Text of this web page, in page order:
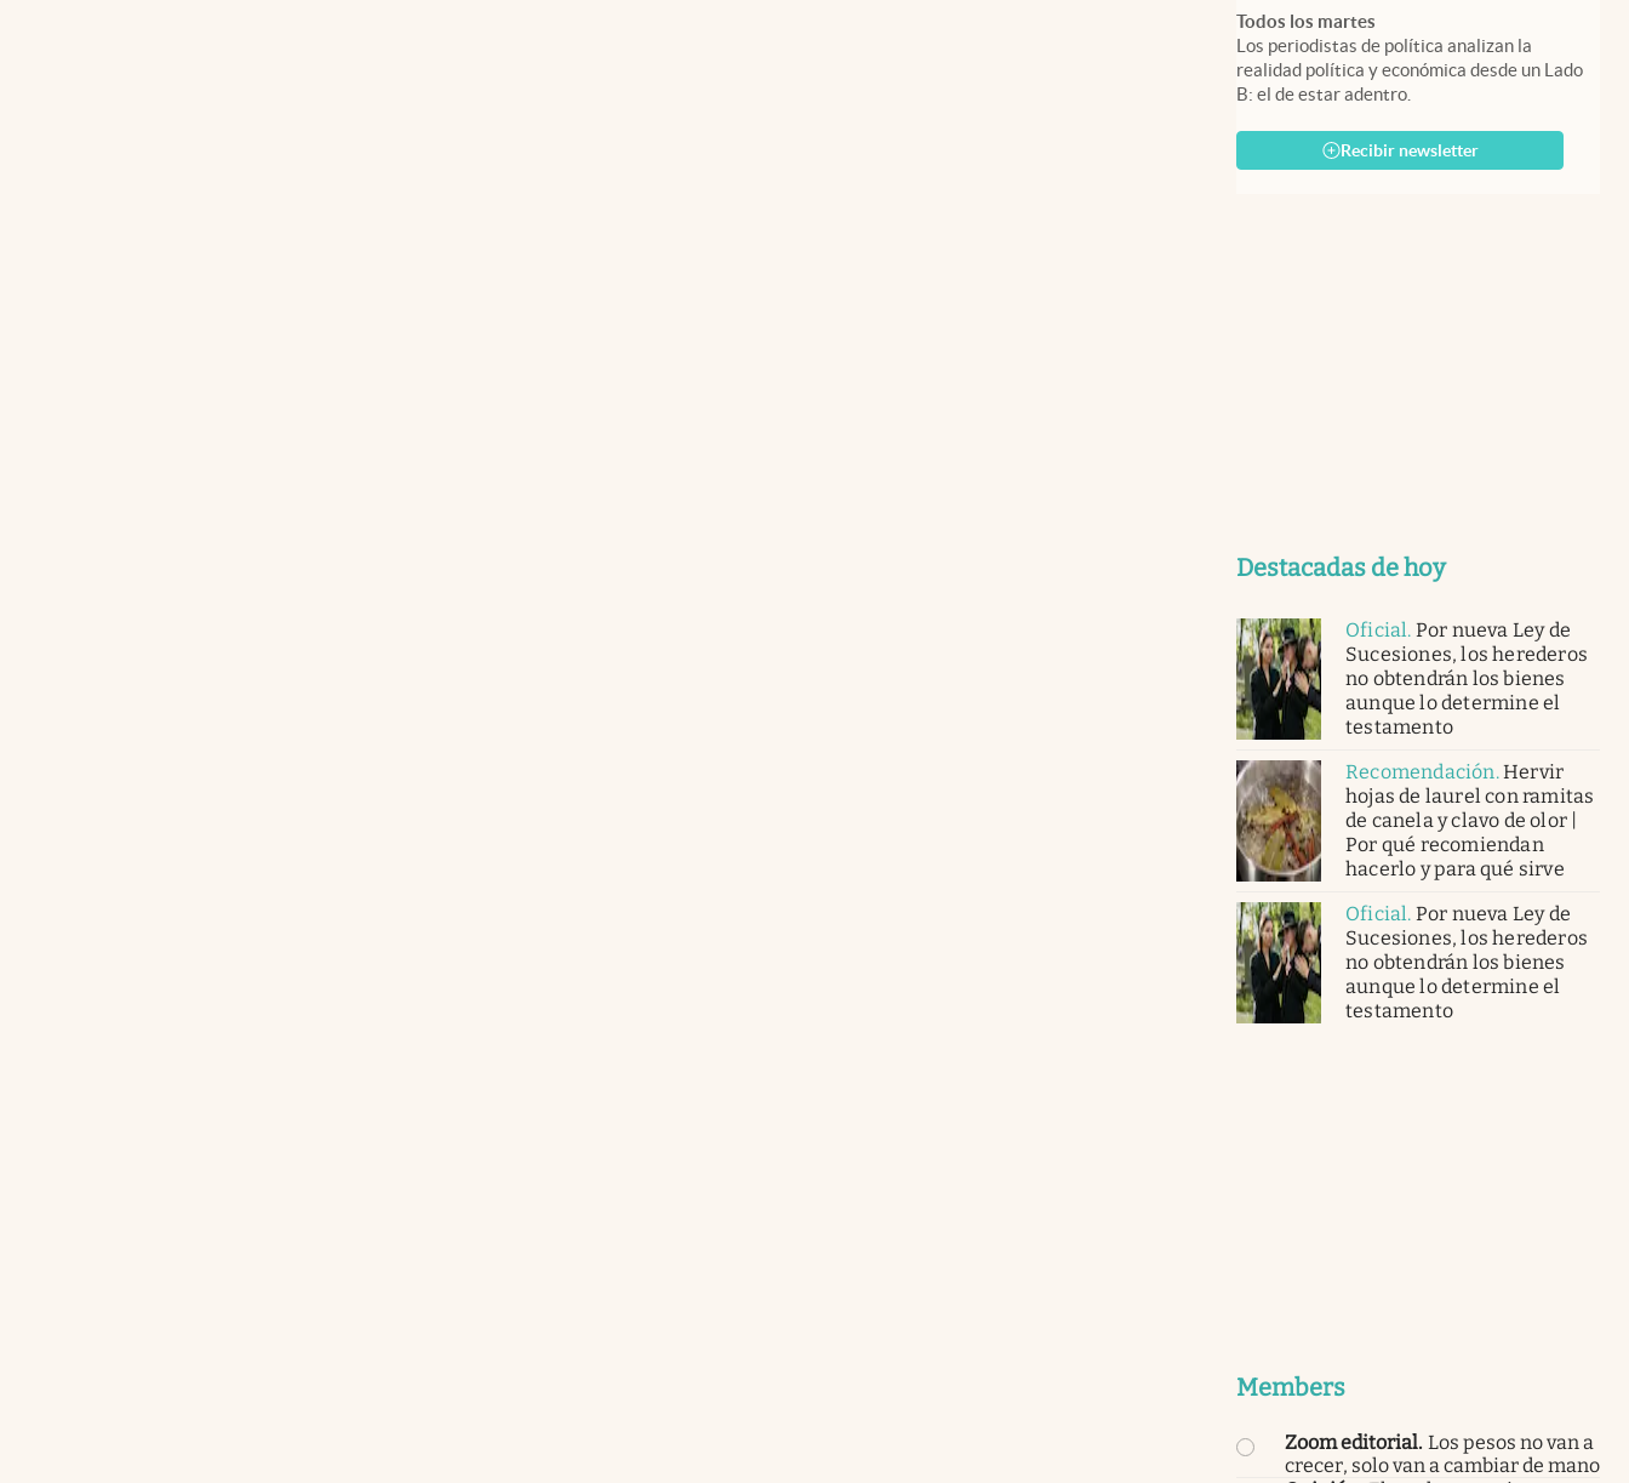
Todos los martes
Los periodistas de política analizan la
realidad política y económica desde un Lado
B: el de estar adentro.
Recibir newsletter
Destacadas de hoy
Oficial. Por nueva Ley de
Sucesiones, los herederos
no obtendrán los bienes
aunque lo determine el
testamento
Recomendación.Hervir
hojas de laurel con ramitas
de canela y clavo de olor |
Por qué recomiendan
hacerlo y para qué sirve
Oficial. Por nueva Ley de
Sucesiones, los herederos
no obtendrán los bienes
aunque lo determine el
testamento
Members
Zoom editorial. Los pesos no van a
crecer, solo van a cambiar de mano